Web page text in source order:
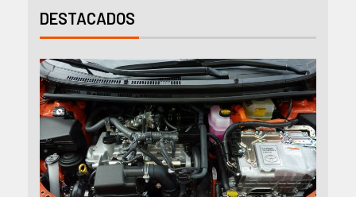
DESTACADOS